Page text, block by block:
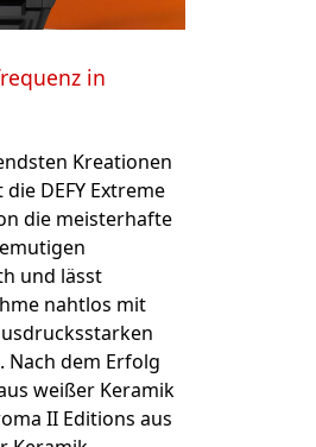
in
Kreationen
DEFY Extreme
die meisterhafte
und lässt
nahtlos mit
Nach dem Erfolg
weißer Keramik
II Editions aus